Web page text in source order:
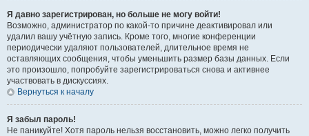
Я давно зарегистрирован, но больше не могу войти!
Возможно, администратор по какой-то причине деактивировал или
удалил вашу учётную запись. Кроме того, многие конференции
периодически удаляют пользователей, длительное время не
оставляющих сообщения, чтобы уменьшить размер базы данных. Если
это произошло, попробуйте зарегистрироваться снова и активнее
участвовать в дискуссиях.
Вернуться к началу
Я забыл пароль!
Не паникуйте! Хотя пароль нельзя восстановить, можно легко получить